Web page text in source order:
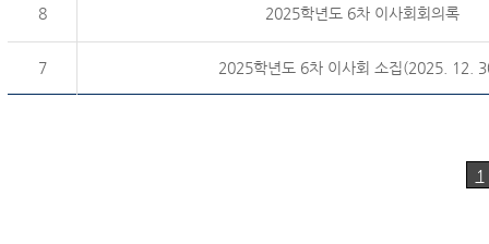
8 2025학년도 6차 이사회회의록
7 2025학년도 6차 이사회 소집(2025. 12.
1